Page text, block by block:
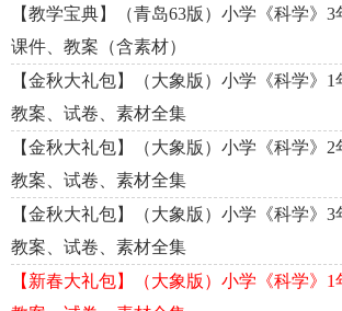
【教学宝典】（青岛63版）小学《科学》
课件、教案（含素材）
【金秋大礼包】（大象版）小学《科学》1
教案、试卷、素材全集
【金秋大礼包】（大象版）小学《科学》2
教案、试卷、素材全集
【金秋大礼包】（大象版）小学《科学》3
教案、试卷、素材全集
【新春大礼包】（大象版）小学《科学》1